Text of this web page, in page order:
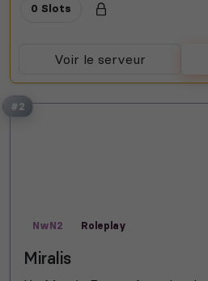
0 Slots
Voir le serveur
#2
NwN2 Roleplay
Miralis